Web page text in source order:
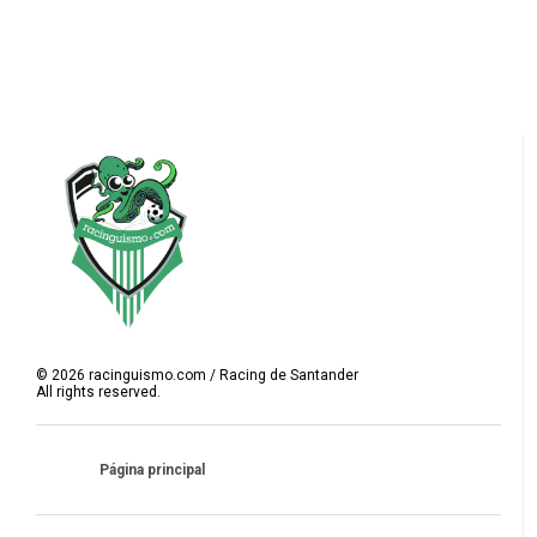
© 2026 racinguismo.com / Racing de Santander
All rights reserved.
Página principal